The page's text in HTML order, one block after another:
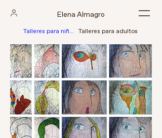
Elena Almagro
Talleres para niñ@s Talleres para adultos